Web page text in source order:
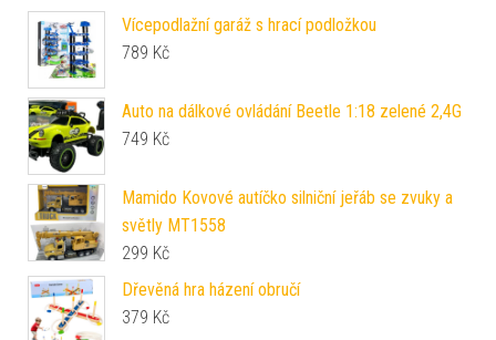
Vícepodlažní garáž s hrací podložkou
789 Kč
Auto na dálkové ovládání Beetle 1:18 zelené 2,4G
749 Kč
Mamido Kovové autíčko silniční jeřáb se zvuky a
světly MT1558
299 Kč
Dřevěná hra házení obručí
379 Kč